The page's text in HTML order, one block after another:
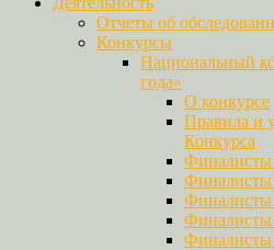
Отчеты об
Конкурсы
Национальный
года»
О конкурсе
Правила и
Конкурса
Финалисты
Финалисты
Финалисты
Финалисты
Финалисты